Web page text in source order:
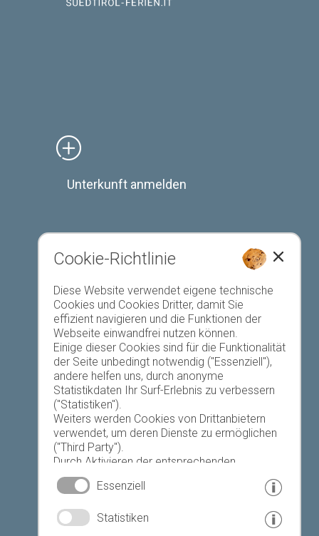
Unterkunft anmelden
Favoriten-Liste
Heute Morgen Dienstag
22 °C 34 °C
© www.drescher.it - Webdesign in Südtirol
Cookie-Richtlinie
Diese Website verwendet eigene technische
Cookies und Cookies Dritter, damit Sie
effizient navigieren und die Funktionen der
Webseite einwandfrei nutzen können.
Einige dieser Cookies sind für die Funktionalität
der Seite unbedingt notwendig ("Essenziell"),
andere helfen uns, durch anonyme
Statistikdaten Ihr Surf-Erlebnis zu verbessern
("Statistiken").
Weiters werden Cookies von Drittanbietern
verwendet, um deren Dienste zu ermöglichen
("Third Party").
Durch Aktivieren der entsprechenden
Schaltflächen entscheiden Sie selbst, welche
Cookies zum Einsatz kommen.
speichern" oder "Auswahl ablehnen" erklären
Essenziell
Statistiken